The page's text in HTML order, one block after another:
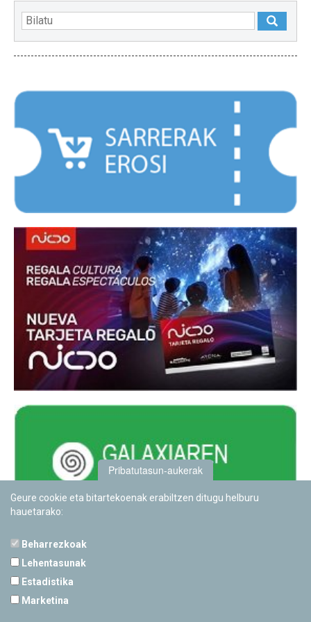
Pribatutasun-aukerak
Geure cookie eta bitartekoenak erabiltzen ditugu helburu
hauetarako:
Beharrezkoak
Lehentasunak
Estadistika
Marketina